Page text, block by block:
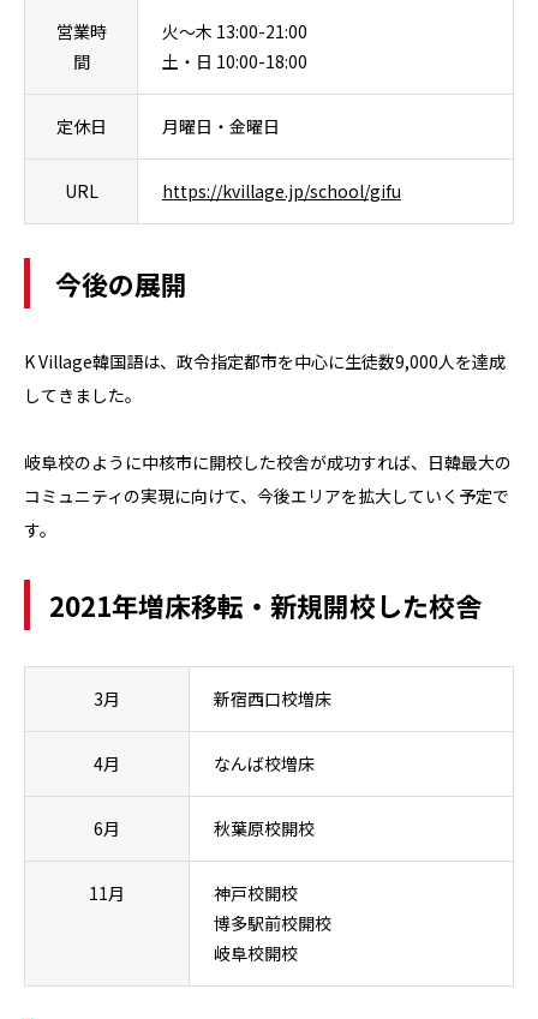
営業時
間
火～木 13:00-21:00
土・日 10:00-18:00
定休日 月曜日・金曜日
URL https://kvillage.jp/school/gifu
今後の展開
K Village韓国語は、政令指定都市を中心に生徒数9,000人を達成
してきました。
岐阜校のように中核市に開校した校舎が成功すれば、日韓最大の
コミュニティの実現に向けて、今後エリアを拡大していく予定で
す。
2021年増床移転・新規開校した校舎
3月 新宿西口校増床
4月 なんば校増床
6月 秋葉原校開校
11月
神戸校開校
博多駅前校開校
岐阜校開校